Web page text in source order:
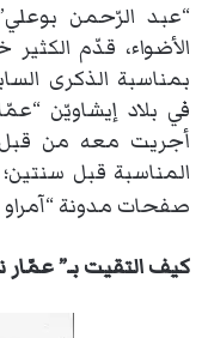
“عبد الرّحمن
الأضواء، قدّم الكثير
بمناسبة الذكرى
في بلاد إيشاويّن
أجريت معه من قبل
صفحات مدونة “آمراو
كيف التقيت بـ” عمّار